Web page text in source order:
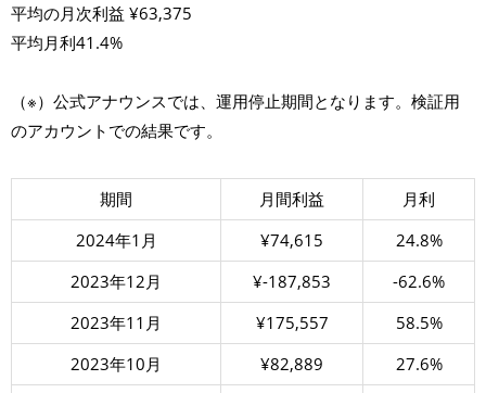
平均の月次利益 ¥63,375
平均月利41.4%
（※）公式アナウンスでは、運用停止期間となります。検証用
のアカウントでの結果です。
期間 月間利益
月利
2024年1月
¥74,615
24.8%
2023年12月
¥-187,853
-62.6%
2023年11月
¥175,557
58.5%
2023年10月
¥82,889
27.6%